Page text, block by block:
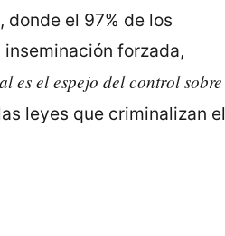
donde el 97% de los
forzada,
es el espejo del control sobre
leyes que criminalizan el